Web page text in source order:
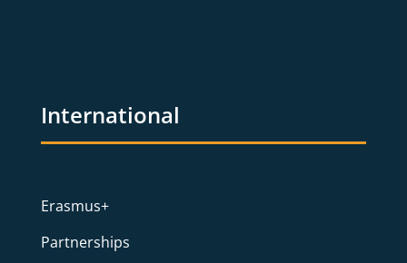
International
Erasmus+
Partnerships